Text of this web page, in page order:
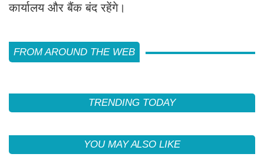
कार्यालय और बैंक बंद रहेंगे।
FROM AROUND THE WEB
TRENDING TODAY
YOU MAY ALSO LIKE